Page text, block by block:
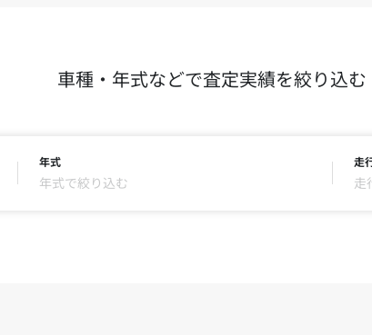
車種・年式などで査定実績を絞り込む
年式
年式で絞り込む
走
走